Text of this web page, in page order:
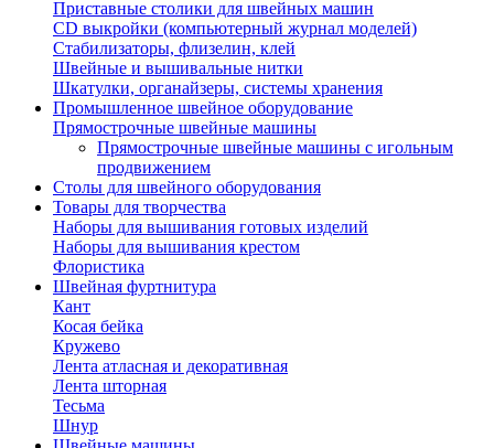
Приставные столики для швейных машин
СD выкройки (компьютерный журнал моделей)
Стабилизаторы, флизелин, клей
Швейные и вышивальные нитки
Шкатулки, органайзеры, системы хранения
Промышленное швейное оборудование
Прямострочные швейные машины
Прямострочные швейные машины с игольным
продвижением
Столы для швейного оборудования
Товары для творчества
Наборы для вышивания готовых изделий
Наборы для вышивания крестом
Флористика
Швейная фуртнитура
Кант
Косая бейка
Кружево
Лента aтласная и декоративная
Лента шторная
Тесьма
Шнур